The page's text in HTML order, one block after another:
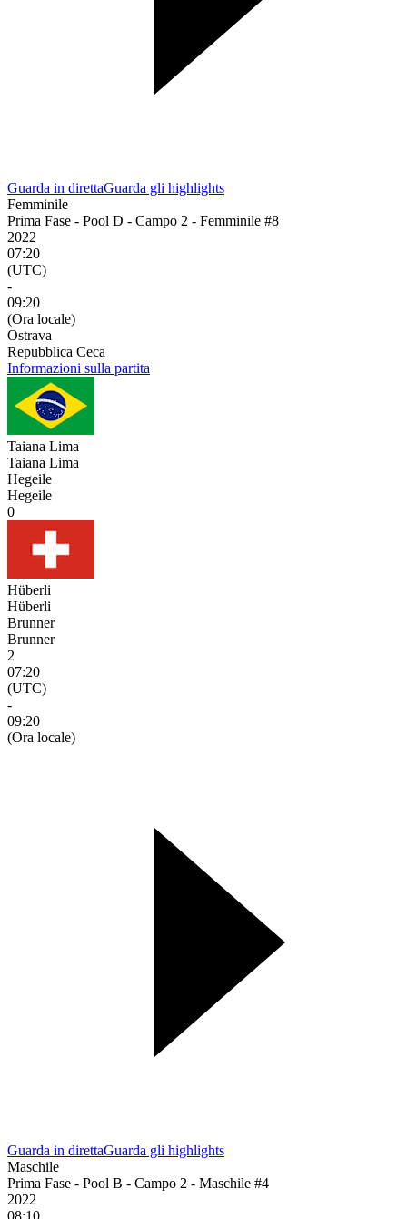
Guarda in direttaGuarda gli highlights
Femminile
Prima Fase - Pool D - Campo 2 - Femminile #8
2022
07:20
(UTC)
-
09:20
(Ora locale)
Ostrava
Repubblica Ceca
Informazioni sulla partita
Taiana Lima
Taiana Lima
Hegeile
Hegeile
0
Hüberli
Hüberli
Brunner
Brunner
2
07:20
(UTC)
-
09:20
(Ora locale)
Guarda in direttaGuarda gli highlights
Maschile
Prima Fase - Pool B - Campo 2 - Maschile #4
2022
08:10